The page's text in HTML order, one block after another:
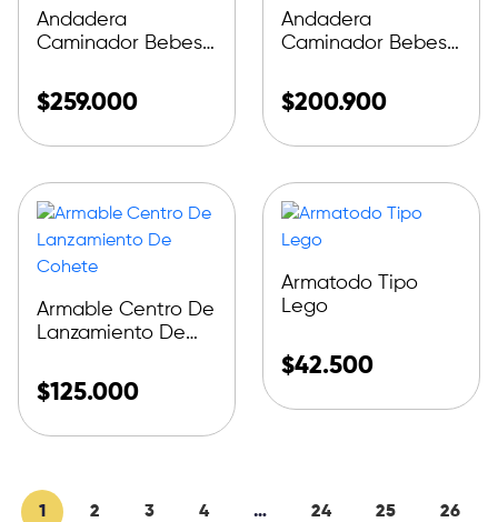
Andadera
Caminador Bebes
$259.000
Andadera
Caminador Bebes
$200.900
Armable Centro De
Lanzamiento De
$125.000
Armatodo Tipo
Lego
$42.500
1 2 3 4 … 24 25 26